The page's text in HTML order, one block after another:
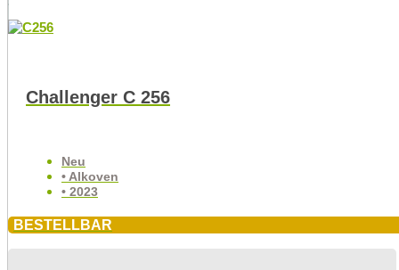
Challenger C 256
Neu
• Alkoven
• 2023
BESTELLBAR